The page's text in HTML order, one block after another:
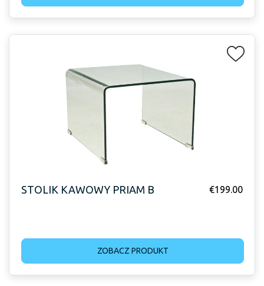
STOLIK KAWOWY PRIAM B €199.00
ZOBACZ PRODUKT